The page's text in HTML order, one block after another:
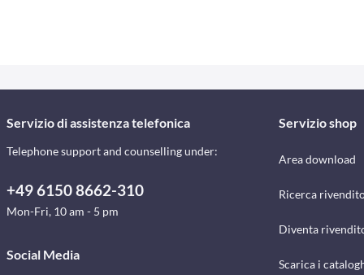
Servizio di assistenza telefonica
Telephone support and counselling under:
+49 6150 8662-310
Mon-Fri, 10 am - 5 pm
Social Media
Servizio shop
Area download
Ricerca
Diventa
Scarica i